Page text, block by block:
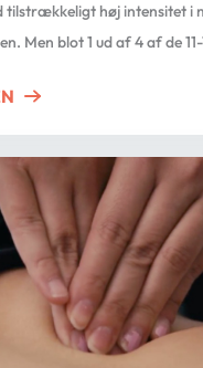
tilstrækkeligt høj intensitet i
Men blot 1 ud af 4 af de
ABOUT MÅ BØRN